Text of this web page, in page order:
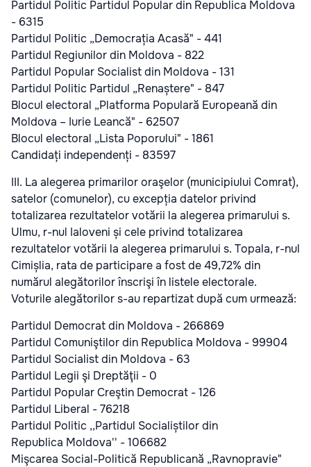
Partidul Politic Partidul Popular din Republica Moldova
- 6315
Partidul Politic „Democrația Acasă" - 441
Partidul Regiunilor din Moldova - 822
Partidul Popular Socialist din Moldova - 131
Partidul Politic Partidul „Renaștere" - 847
Blocul electoral „Platforma Populară Europeană din
Moldova – Iurie Leancă" - 62507
Blocul electoral „Lista Poporului" - 1861
Candidați independenți - 83597
III. La alegerea primarilor oraşelor (municipiului Comrat),
satelor (comunelor), cu excepția datelor privind
totalizarea rezultatelor votării la alegerea primarului s.
Ulmu, r-nul Ialoveni și cele privind totalizarea
rezultatelor votării la alegerea primarului s. Topala, r-nul
Cimișlia, rata de participare a fost de 49,72% din
numărul alegătorilor înscrişi în listele electorale.
Voturile alegătorilor s-au repartizat după cum urmează:
Partidul Democrat din Moldova - 266869
Partidul Comuniştilor din Republica Moldova - 99904
Partidul Socialist din Moldova - 63
Partidul Legii şi Dreptăţii - 0
Partidul Popular Creştin Democrat - 126
Partidul Liberal - 76218
Partidul Politic ,,Partidul Socialiștilor din
Republica Moldova'' - 106682
Mişcarea Social-Politică Republicană „Ravnopravie"